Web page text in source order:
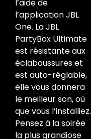
l’aide de
l’application JBL
One. La JBL
PartyBox Ultimate
est résistante aux
éclaboussures et
est auto-réglable,
elle vous donnera
le meilleur son, où
que vous l’installiez.
Pensez à la soirée
la plus grandiose